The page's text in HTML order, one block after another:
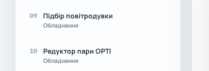
09 Підбір повітродувки
Обладнання
10 Редуктор пари OPTI
Обладнання